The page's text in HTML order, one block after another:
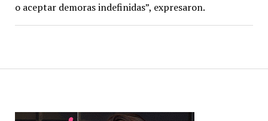
o aceptar demoras indefinidas”, expresaron.